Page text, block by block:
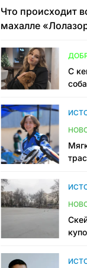
Что происходит
махалле
конфликта
С